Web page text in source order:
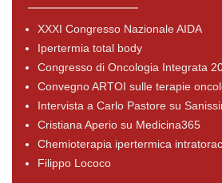
XXXI Congresso Nazionale AIDA
Ipertermia total body
Congresso di Oncologia Integrata
Convegno ARTOI sulle terapie
Intervista a Carlo Pastore su
Cristiana Aperio su Medicina365
Chemioterapia ipertermica
Filippo Lococo